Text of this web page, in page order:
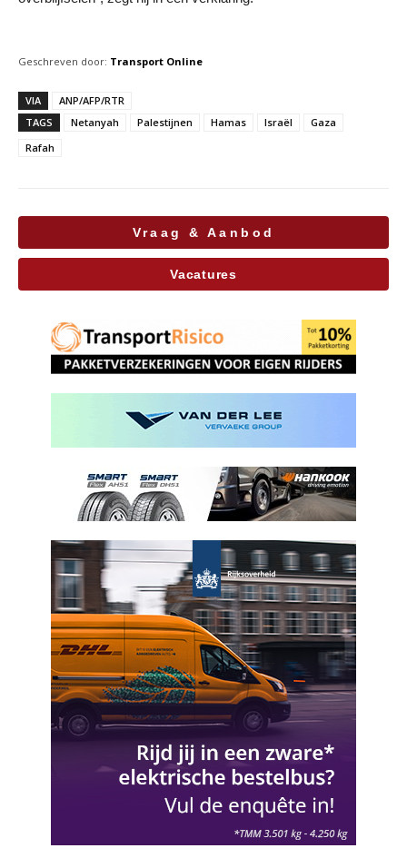
Geschreven door: Transport Online
VIA
ANP/AFP/RTR
TAGS
Netanyah Palestijnen Hamas Israël
Gaza
Rafah
Vraag & Aanbod
Vacatures